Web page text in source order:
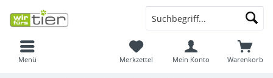
Menü Warenkorb
Merkzettel Mein Konto